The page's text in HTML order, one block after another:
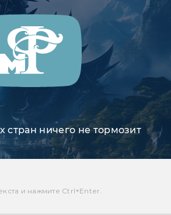
стран ничего не тормозит
и нажмите Ctrl+Enter.